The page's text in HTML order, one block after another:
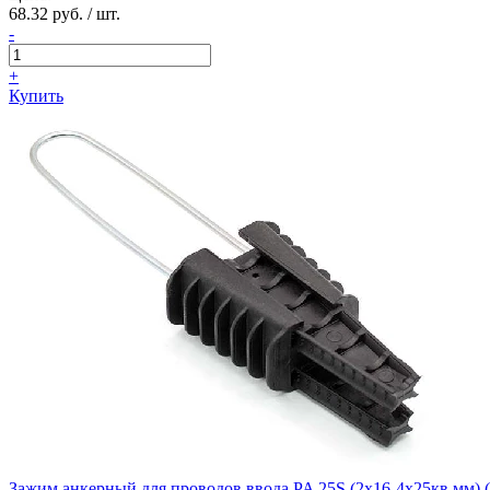
68.32 руб. / шт.
-
+
Купить